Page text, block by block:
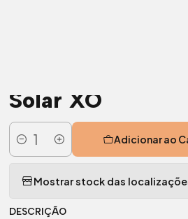
Solar XO
Quantidade
Adicionar ao
Mostrar stock das
DESCRIÇÃO